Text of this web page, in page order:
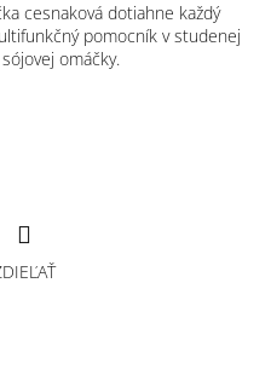
cesnaková dotiahne každý
pomocník v studenej
omáčky.